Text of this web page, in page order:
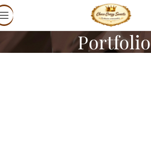
Portfolio